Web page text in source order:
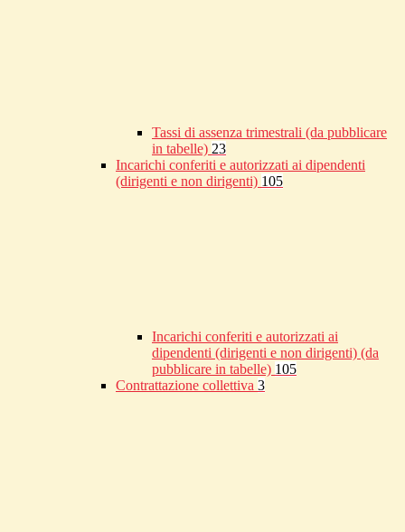
Tassi di assenza trimestrali (da pubblicare
in tabelle) 23
Incarichi conferiti e autorizzati ai dipendenti
(dirigenti e non dirigenti) 105
Incarichi conferiti e autorizzati ai
dipendenti (dirigenti e non dirigenti) (da
pubblicare in tabelle) 105
Contrattazione collettiva 3